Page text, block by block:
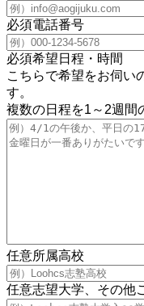
必須電話番号
必須希望日程・時間
こちらで希望をお伺い
す。
複数の日程を1～2週間
任意所属高校
任意志望大学、その他